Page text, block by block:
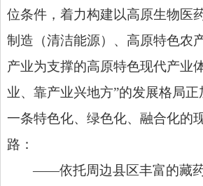
位条件，着力构建以高原生物医
制造（清洁能源）、高原特色农
产业为支撑的高原特色现代产业
业、靠产业兴地方”的发展格局
一条特色化、绿色化、融合化的
路：
——依托周边县区丰富的藏